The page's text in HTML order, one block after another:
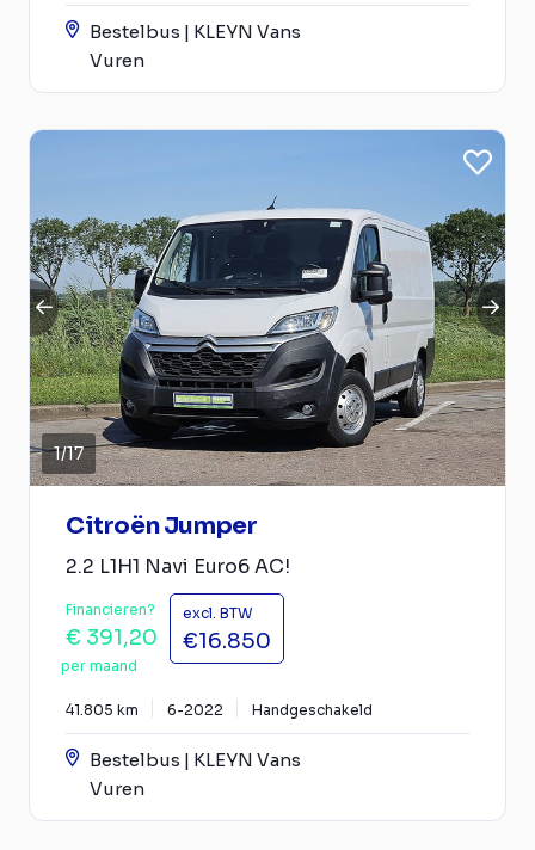
Bestelbus | KLEYN Vans
Vuren
1/17
Citroën Jumper
2.2 L1H1 Navi Euro6 AC!
Financieren?
€ 391,20
per maand
excl. BTW
€16.850
41.805 km 6-2022 Handgeschakeld
Bestelbus | KLEYN Vans
Vuren